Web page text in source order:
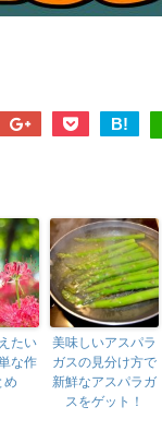
B!
たい
な作
め
美味しいアスパラ
ガスの見分け方で
新鮮なアスパラガ
スをゲット！